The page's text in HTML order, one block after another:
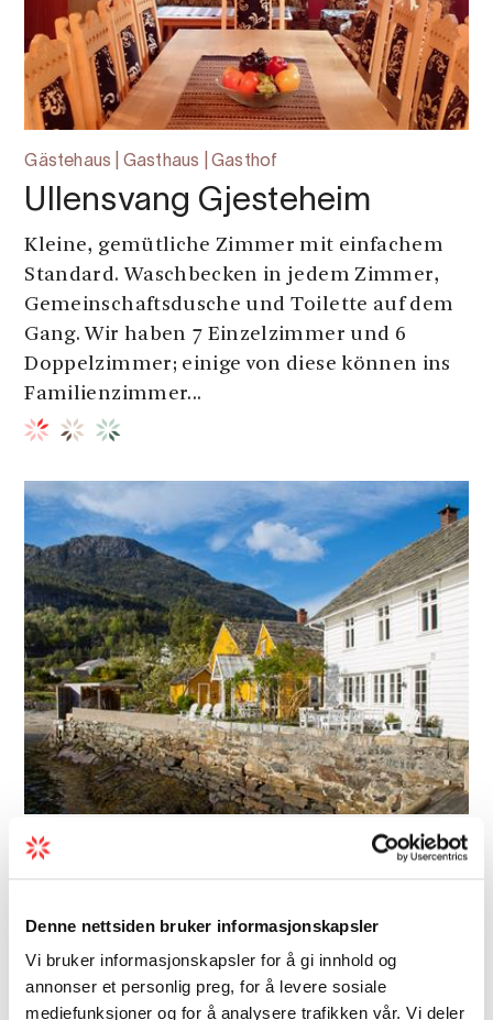
Denne nettsiden bruker informasjonskapsler
Vi bruker informasjonskapsler for å gi innhold og
annonser et personlig preg, for å levere sosiale
mediefunksjoner og for å analysere trafikken vår. Vi deler
Gästehaus | Gasthaus | Gasthof
Ullensvang Gjesteheim
Kleine, gemütliche Zimmer mit einfachem
Standard. Waschbecken in jedem Zimmer,
Gemeinschaftsdusche und Toilette auf dem
Gang. Wir haben 7 Einzelzimmer und 6
Doppelzimmer; einige von diese können ins
Familienzimmer...
Gästehaus | Gasthaus | Gasthof
Das Kramsjø Gasthof in Herand am
Hardangerfjord bietet eine perfekte Basis,
um Hardanger zu erkunden – einschließlich